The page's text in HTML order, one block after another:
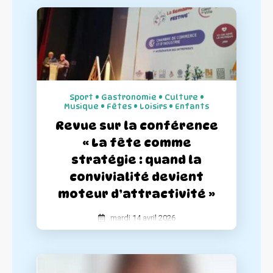
garantir le succès de chaque événement,
nous avons entièrement repensé nos kits
de communication pour les rendre plus
complets et simples d'utilisation.
Sport • Gastronomie • Culture •
Musique • Fêtes • Loisirs • Enfants
Revue sur la conférence
« La fête comme
stratégie : quand la
convivialité devient
moteur d’attractivité »
mardi 14 avril 2026
conférence « La fête comme stratégie :